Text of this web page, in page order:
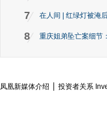
7 在人间 | 红绿灯被淹
8 重庆姐弟坠亡案细节
凤凰新媒体介绍 投资者关系